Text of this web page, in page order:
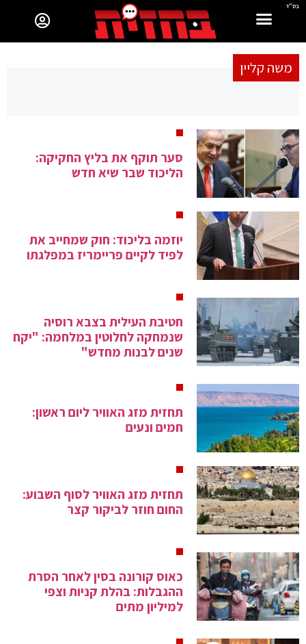
בס"ד
משה קליין
סער תוקף את בליץ החקיקה:
הליכוד שבר שיא חדש
יוזמה בליכוד: חוק שמחייב את
לפיד לקיים פריימריז במפלגתו
חטיבת העילית בצבא רוסיה
שנמחקה לחלוטין במלחמה: "יקח
שנים לבנות מחדש"
תחזית מזג האוויר ליום ראשון:
חמים ונעים
תחזית מזג האוויר לסוף השבוע:
החום חוזר לביקור קצר
כאוס קורונה בסין לאחר הסרת
ההגבלות: בהלת קניות וצפי
למיליון מתים